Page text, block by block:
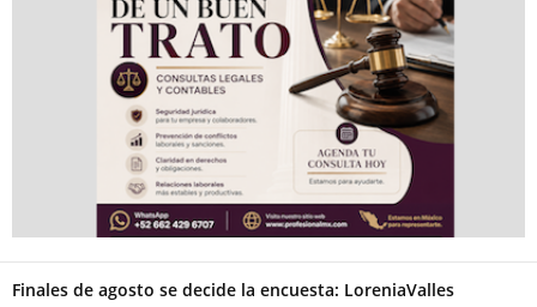
Finales de agosto se decide la encuesta: LoreniaValles